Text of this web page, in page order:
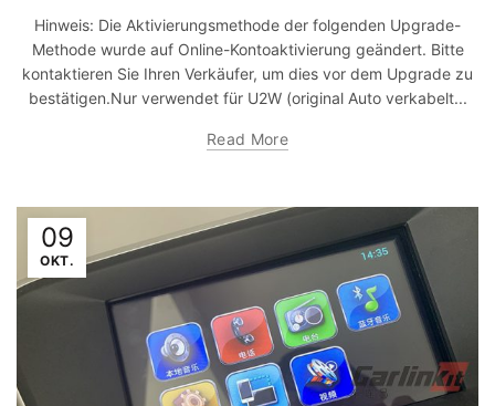
Hinweis: Die Aktivierungsmethode der folgenden Upgrade-
Methode wurde auf Online-Kontoaktivierung geändert. Bitte
kontaktieren Sie Ihren Verkäufer, um dies vor dem Upgrade zu
bestätigen.Nur verwendet für U2W (original Auto verkabelt...
Read More
09
OKT.